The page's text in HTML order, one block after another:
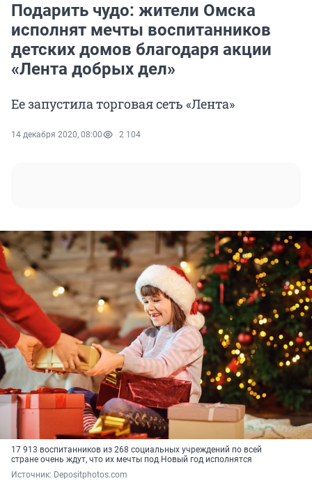
Подарить чудо: жители Омска
исполнят мечты воспитанников
детских домов благодаря акции
«Лента добрых дел»
Ее запустила торговая сеть «Лента»
14 декабря 2020, 08:00 2 104
17 913 воспитанников из 268 социальных учреждений по всей
стране очень ждут, что их мечты под Новый год исполнятся
Источник: Depositphotos.com